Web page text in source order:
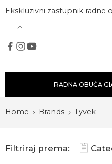
Ekskluzivni zastupnik radne
RADNA OBUĆA
Home Brands Tyvek
Filtriraj prema: